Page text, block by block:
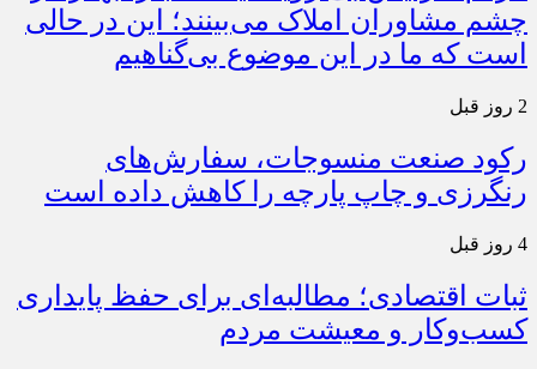
چشم مشاوران املاک می‌بینند؛ این در حالی
است که ما در این موضوع بی‌گناهیم
2 روز قبل
رکود صنعت منسوجات، سفارش‌های
رنگرزی و چاپ پارچه را کاهش داده است
4 روز قبل
ثبات اقتصادی؛ مطالبه‌ای برای حفظ پایداری
کسب‌وکار و معیشت مردم